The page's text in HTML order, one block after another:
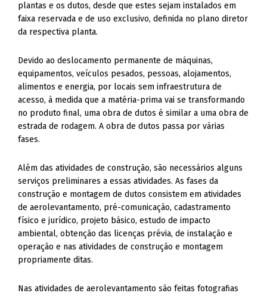
plantas e os dutos, desde que estes sejam instalados em
faixa reservada e de uso exclusivo, definida no plano diretor
da respectiva planta.
Devido ao deslocamento permanente de máquinas,
equipamentos, veículos pesados, pessoas, alojamentos,
alimentos e energia, por locais sem infraestrutura de
acesso, à medida que a matéria-prima vai se transformando
no produto final, uma obra de dutos é similar a uma obra de
estrada de rodagem. A obra de dutos passa por várias
fases.
Além das atividades de construção, são necessários alguns
serviços preliminares a essas atividades. As fases da
construção e montagem de dutos consistem em atividades
de aerolevantamento, pré-comunicação, cadastramento
físico e jurídico, projeto básico, estudo de impacto
ambiental, obtenção das licenças prévia, de instalação e
operação e nas atividades de construção e montagem
propriamente ditas.
Nas atividades de aerolevantamento são feitas fotografias